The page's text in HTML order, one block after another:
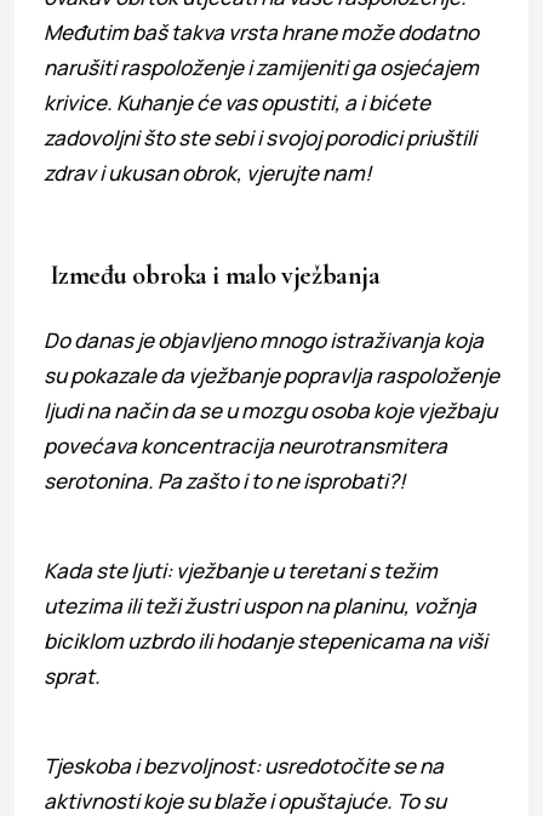
Međutim baš takva vrsta hrane može dodatno
narušiti raspoloženje i zamijeniti ga osjećajem
krivice. Kuhanje će vas opustiti, a i bićete
zadovoljni što ste sebi i svojoj porodici priuštili
zdrav i ukusan obrok, vjerujte nam!
Između obroka i malo vježbanja
Do danas je objavljeno mnogo istraživanja koja
su pokazale da vježbanje popravlja raspoloženje
ljudi na način da se u mozgu osoba koje vježbaju
povećava koncentracija neurotransmitera
serotonina. Pa zašto i to ne isprobati?!
Kada ste ljuti: vježbanje u teretani s težim
utezima ili teži žustri uspon na planinu, vožnja
biciklom uzbrdo ili hodanje stepenicama na viši
sprat.
Tjeskoba i bezvoljnost: usredotočite se na
aktivnosti koje su blaže i opuštajuće. To su